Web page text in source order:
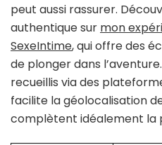
peut aussi rassurer.
authentique sur mon
SexeIntime, qui offre des
de plonger dans
recueillis via des
facilite la géolocalisation
complètent idéalement la